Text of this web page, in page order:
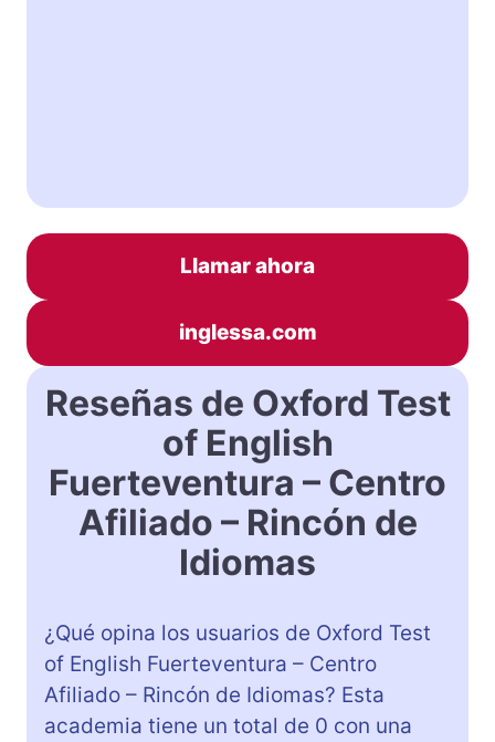
Llamar ahora
inglessa.com
Reseñas de Oxford Test
of English
Fuerteventura – Centro
Afiliado – Rincón de
Idiomas
¿Qué opina los usuarios de Oxford Test
of English Fuerteventura – Centro
Afiliado – Rincón de Idiomas? Esta
academia tiene un total de 0 con una